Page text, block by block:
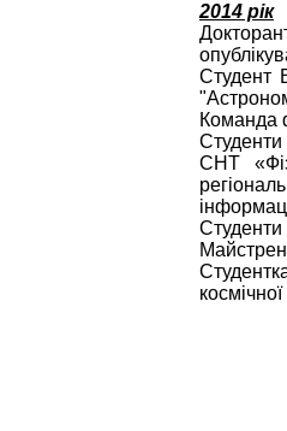
2014 рік
Студент
Команда
Студенти
СНТ